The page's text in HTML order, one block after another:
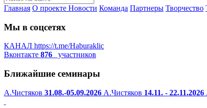
Главная О проекте Новости Команда Партнеры Творчество
Мы в соцсетях
КАНАЛ https://t.me/Haburaklic
Вконтакте 876 участников
Ближайшие семинары
А.Чистяков 31.08.-05.09.2026 А.Чистяков 14.11. - 22.11.2026